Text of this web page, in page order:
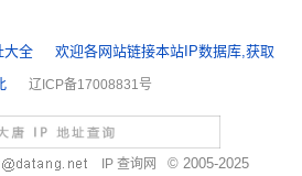
大全
欢迎各网站链接本站IP数据库,获取
辽ICP备17008831号
IP 查询网 © 2005-2025